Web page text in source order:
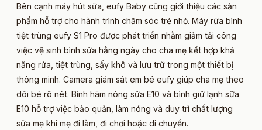
Bên cạnh máy hút sữa, eufy Baby cũng giới thiệu các sản
phẩm hỗ trợ cho hành trình chăm sóc trẻ nhỏ. Máy rửa bình
tiệt trùng eufy S1 Pro được phát triển nhằm giảm tải công
việc vệ sinh bình sữa hằng ngày cho cha mẹ kết hợp khả
năng rửa, tiệt trùng, sấy khô và lưu trữ trong một thiết bị
thông minh. Camera giám sát em bé eufy giúp cha mẹ theo
dõi bé rõ nét. Bình hâm nóng sữa E10 và bình giữ lạnh sữa
E10 hỗ trợ việc bảo quản, làm nóng và duy trì chất lượng
sữa mẹ khi mẹ đi làm, đi chơi hoặc di chuyển.